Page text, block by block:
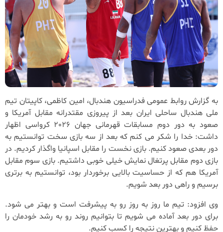
به گزارش روابط عمومی فدراسیون هندبال، امین کاظمی، کاپیتان تیم
ملی هندبال ساحلی ایران بعد از پیروزی مقتدرانه مقابل آمریکا و
صعود به دور دوم مسابقات قهرمانی جهان 2026 کرواسی اظهار
داشت: خدا را شکر می کنم که بعد از سه بازی سخت توانستیم به
دور بعدی صعود کنیم. بازی نخست را مقابل اسپانیا واگذار کردیم. در
بازی دوم مقابل پرتغال نمایش خیلی خوبی داشتیم. بازی سوم مقابل
آمریکا هم که از حساسیت بالایی برخوردار بود، توانستیم به برتری
برسیم و راهی دور بعد شویم.
وی افزود: تیم ما روز به روز رو به پیشرفت است و بهتر می شود.
برای دور بعد آماده می شویم تا بتوانیم روند رو به رشد خودمان را
حفظ کنیم و بهترین نتیجه را کسب کنیم.